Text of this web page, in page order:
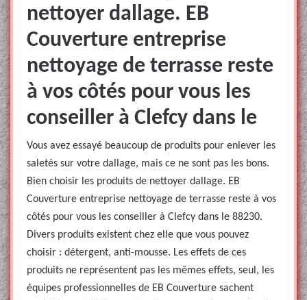
nettoyer dallage. EB
Couverture entreprise
nettoyage de terrasse reste
à vos côtés pour vous les
conseiller à Clefcy dans le
Vous avez essayé beaucoup de produits pour enlever les
saletés sur votre dallage, mais ce ne sont pas les bons.
Bien choisir les produits de nettoyer dallage. EB
Couverture entreprise nettoyage de terrasse reste à vos
côtés pour vous les conseiller à Clefcy dans le 88230.
Divers produits existent chez elle que vous pouvez
choisir : détergent, anti-mousse. Les effets de ces
produits ne représentent pas les mêmes effets, seul, les
équipes professionnelles de EB Couverture sachent